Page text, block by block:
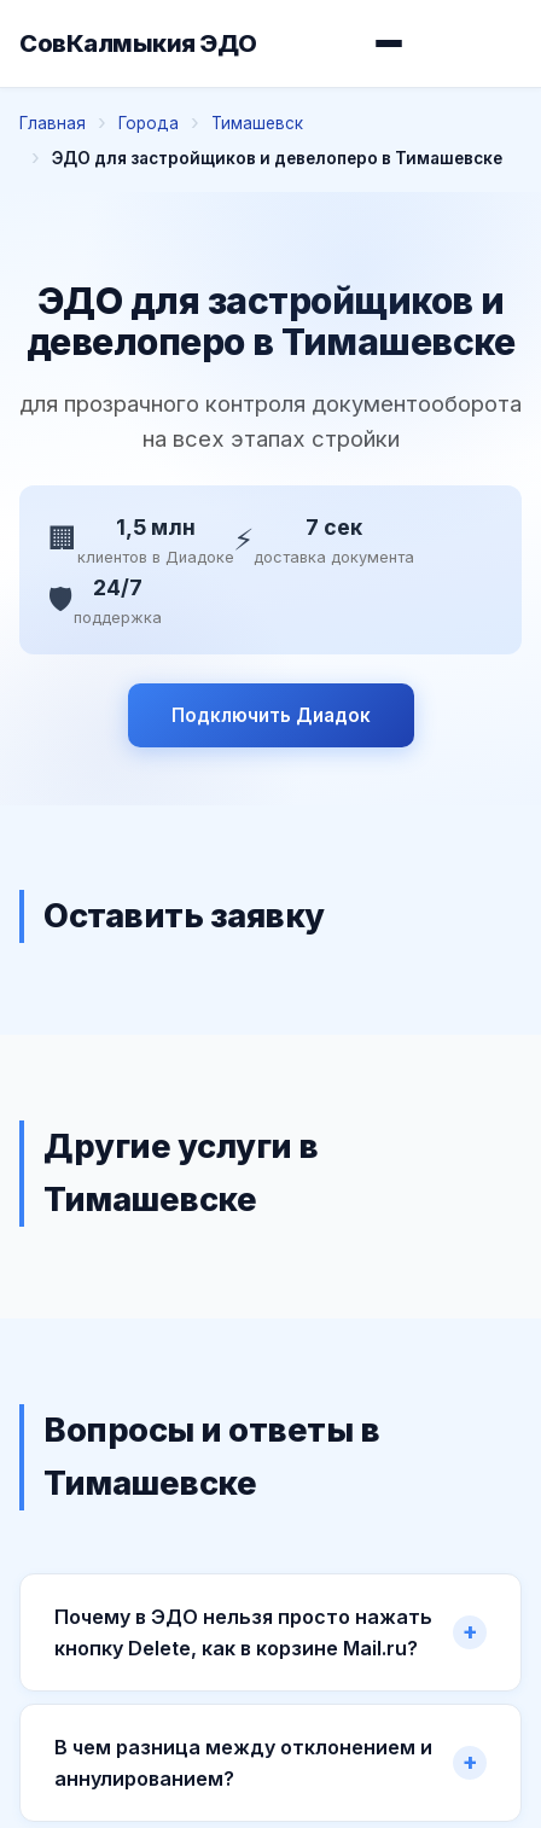
СовКалмыкия ЭДО
Главная Города
Тимашевск
ЭДО для застройщиков и девелоперо в Тимашевске
ЭДО для застройщиков и
девелоперо в Тимашевске
для прозрачного контроля документооборота
на всех этапах стройки
🏢 1,5 млн
клиентов в Диадоке⚡ 7 сек
доставка документа
🛡️ 24/7
поддержка
Подключить Диадок
Оставить заявку
Другие услуги в
Тимашевске
Вопросы и ответы в
Тимашевске
Почему в ЭДО нельзя просто нажать
кнопку Delete, как в корзине Mail.ru?
В чем разница между отклонением и
аннулированием?